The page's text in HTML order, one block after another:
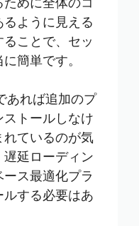
ように見える
ことで、セッ
簡単です。
あれば追加のプ
トールしなけ
ているのが気
延ローディン
ス最適化プラ
する必要はあ